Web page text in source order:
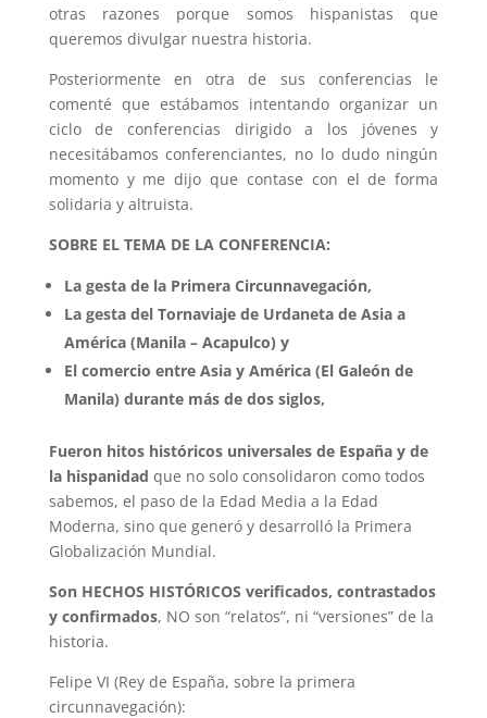
otras razones porque somos hispanistas que
queremos divulgar nuestra historia.
Posteriormente en otra de sus conferencias le
comenté que estábamos intentando organizar un
ciclo de conferencias dirigido a los jóvenes y
necesitábamos conferenciantes, no lo dudo ningún
momento y me dijo que contase con el de forma
solidaria y altruista.
SOBRE EL TEMA DE LA CONFERENCIA:
La gesta de la Primera Circunnavegación,
La gesta del Tornaviaje de Urdaneta de Asia a
América (Manila – Acapulco) y
El comercio entre Asia y América (El Galeón de
Manila) durante más de dos siglos,
Fueron hitos históricos universales de España y de
la hispanidad que no solo consolidaron como todos
sabemos, el paso de la Edad Media a la Edad
Moderna, sino que generó y desarrolló la Primera
Globalización Mundial.
Son HECHOS HISTÓRICOS verificados, contrastados
y confirmados, NO son “relatos”, ni “versiones” de la
historia.
Felipe VI (Rey de España, sobre la primera
circunnavegación):